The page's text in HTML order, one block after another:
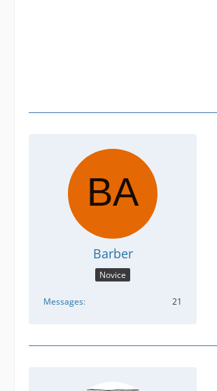
Barber
Novice
Messages 21